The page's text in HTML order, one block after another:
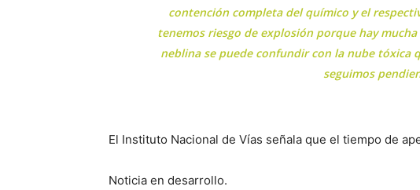
contención completa del químico y el
tenemos riesgo de explosión porque hay
neblina se puede confundir con la nube tóxica
seguimos
El Instituto Nacional de Vías señala que el tiempo de
Noticia en desarrollo.